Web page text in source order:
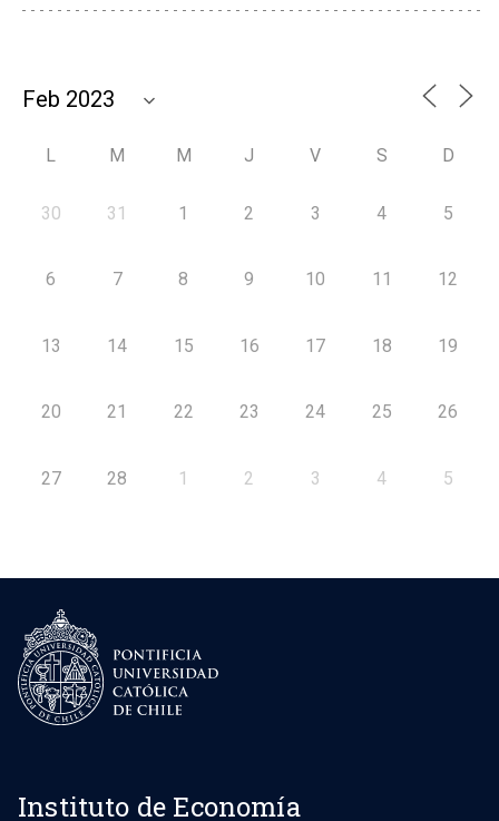
L M M J V S D
30 31 1 2 3 4 5
6 7 8 9 10 11 12
13 14 15 16 17 18 19
20 21 22 23 24 25 26
27 28 1 2 3 4 5
Instituto de Economía